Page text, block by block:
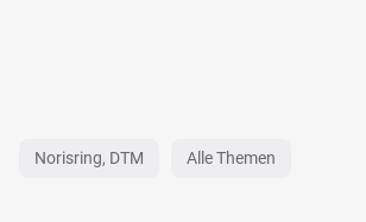
Norisring, DTM Alle Themen